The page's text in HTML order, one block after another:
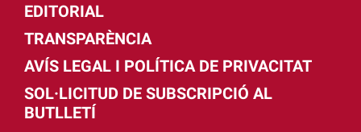
EDITORIAL
TRANSPARÈNCIA
AVÍS LEGAL I POLÍTICA DE PRIVACITAT
SOL·LICITUD DE SUBSCRIPCIÓ AL
BUTLLETÍ